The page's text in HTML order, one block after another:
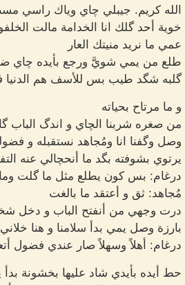
الله كريم. جيبلي چاي وياك راسي
خوية أحد گلك انا الخدامة مالت
عمي ما نريد منيتك العار
طلع من يمي شويَّ ورجع بأيده چاي
گلبه شگد طيب بس للأسف هم الدنيا
و ما مرتاح بحياته
من صغره شربنا الچاي و اندگ الباب
وصل وگفنا انا ومُجاهد نستقبله و
يرتوي بشوفته بگد ما أنحچالي عنه
درغام: بس كون يطلع مثل ما گلت
مُجاهد: ثق و أعتقد ما بالغت
درت وجهي من أنفتح الباب و
بارزة وصل يمي بدأ سلامنا و هنا
درغام: أهلاً وسهلاً صار عندي فضول
حط أيده بأيدي شاد عليها بخشونة بدأ